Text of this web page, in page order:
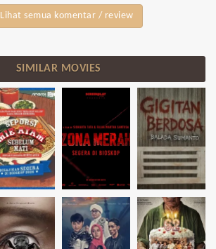
Lihat semua komentar / review
SIMILAR MOVIES